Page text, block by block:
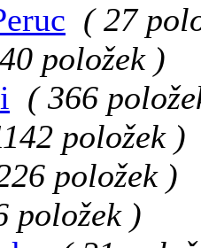
( 27
položek )
( 366
položek )
položek )
položek )